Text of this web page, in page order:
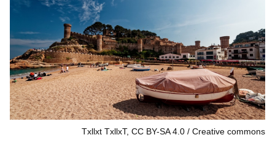
Txllxt TxllxT, CC BY-SA 4.0 Creative commons